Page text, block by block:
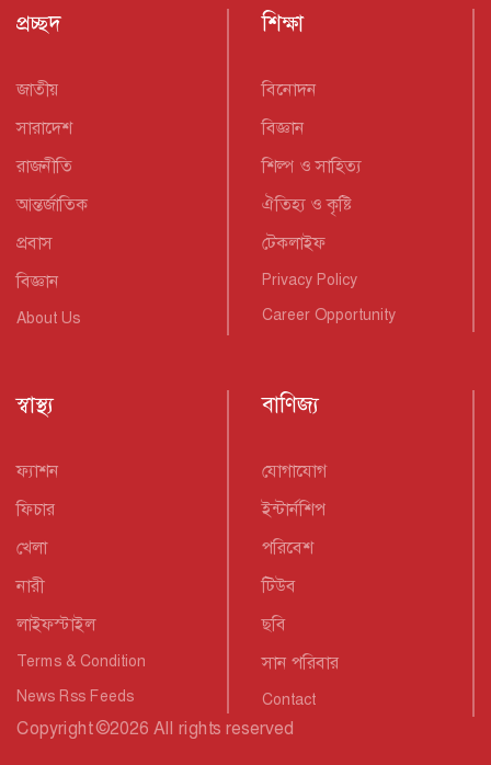
প্রচ্ছদ
জাতীয়
সারাদেশ
রাজনীতি
আন্তর্জাতিক
প্রবাস
বিজ্ঞান
About Us
শিক্ষা
বিনোদন
বিজ্ঞান
শিল্প ও সাহিত্য
ঐতিহ্য ও কৃষ্টি
টেকলাইফ
Privacy Policy
Career Opportunity
স্বাস্থ্য
ফ্যাশন
ফিচার
খেলা
নারী
লাইফস্টাইল
Terms & Condition
News Rss Feeds
বাণিজ্য
যোগাযোগ
ইন্টার্নশিপ
পরিবেশ
টিউব
ছবি
সান পরিবার
Contact
Copyright©2026 All rights reserved